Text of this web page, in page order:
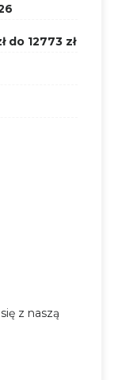
do 12773 zł
z naszą